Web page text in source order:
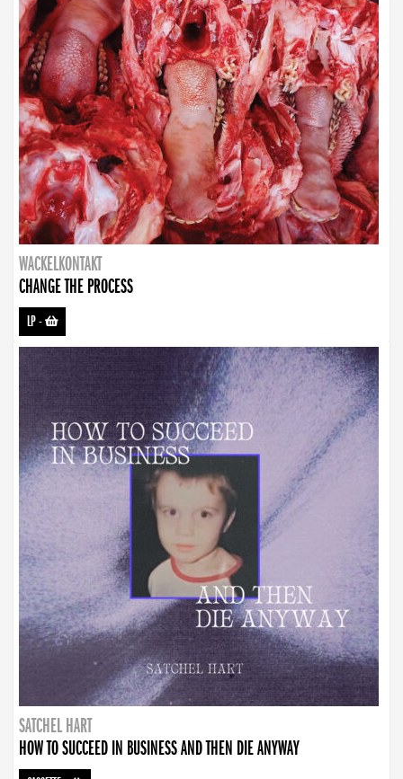
WACKELKONTAKT
CHANGE THE PROCESS
LP-
SATCHEL HART
HOW TO SUCCEED IN BUSINESS AND THEN DIE ANYWAY